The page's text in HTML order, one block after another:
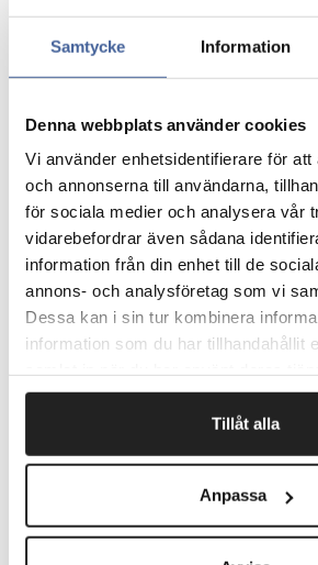
Samtycke Information
Denna webbplats använder cookies
Vi använder enhetsidentifierare för att
och annonserna till användarna,
för sociala medier och analysera vår
vidarebefordrar även sådana
information från din enhet till de
annons- och analysföretag som vi
Dessa kan i sin tur kombinera
information som du har tillhandahållit
Tillåt alla
Anpassa
Find det hurtigt og nemt ...
Markeres for lettere at finde hvad
Skriv på indexfanen for at få et
I de ensfarvede er der 50 faner/
Fragtfrit når du handler for
Afsendelse samme dag
inden kl 10
202832